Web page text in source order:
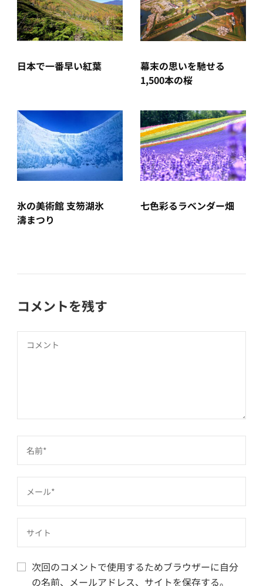
日本で一番早い紅葉
幕末の思いを馳せる
1,500本の桜
氷の美術館 支笏湖氷
濤まつり
七色彩るラベンダー畑
コメントを残す
次回のコメントで使用するためブラウザーに自分
の名前、メールアドレス、サイトを保存する。